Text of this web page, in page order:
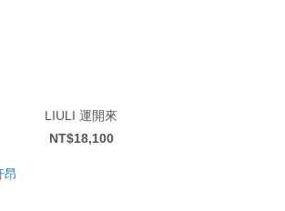
LIULI 運開來
NT$18,100